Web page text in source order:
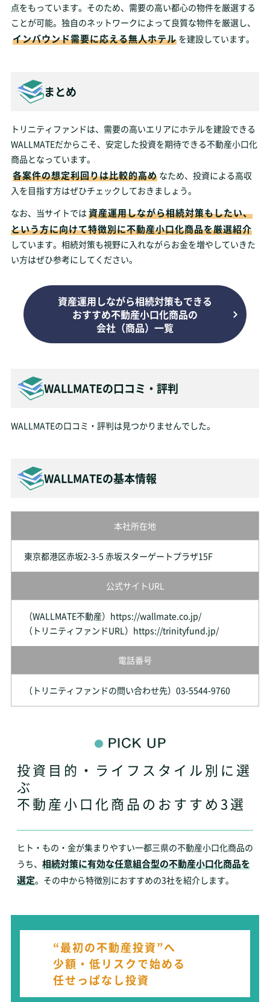
点をもっています。そのため、需要の高い都心の物件を厳選する
ことが可能。独自のネットワークによって良質な物件を厳選し、
インバウンド需要に応える無人ホテル を建設しています。
まとめ
トリニティファンドは、需要の高いエリアにホテルを建設できる
WALLMATEだからこそ、安定した投資を期待できる不動産小口化
商品となっています。
各案件の想定利回りは比較的高め なため、投資による高収
入を目指す方はぜひチェックしておきましょう。
なお、当サイトでは資産運用しながら相続対策もしたい、
という方に向けて特徴別に不動産小口化商品を厳選紹介
しています。相続対策も視野に入れながらお金を増やしていきた
い方はぜひ参考にしてください。
資産運用しながら相続対策もできる
おすすめ不動産小口化商品の
会社（商品）一覧
WALLMATEの口コミ・評判
WALLMATEの口コミ・評判は見つかりませんでした。
WALLMATEの基本情報
本社所在地
東京都港区赤坂2-3-5 赤坂スターゲートプラザ15F
公式サイトURL
（WALLMATE不動産）https://wallmate.co.jp/
（トリニティファンドURL）https://trinityfund.jp/
電話番号
（トリニティファンドの問い合わせ先）03-5544-9760
投資目的・ライフスタイル別に選
ぶ
不動産小口化商品のおすすめ3選
ヒト・もの・金が集まりやすい一都三県の不動産小口化商品の
うち、 相続対策に有効な任意組合型の不動産小口化商品を
選定。その中から特徴別におすすめの3社を紹介します。
“最初の不動産投資”へ
少額・低リスクで始める
任せっぱなし投資